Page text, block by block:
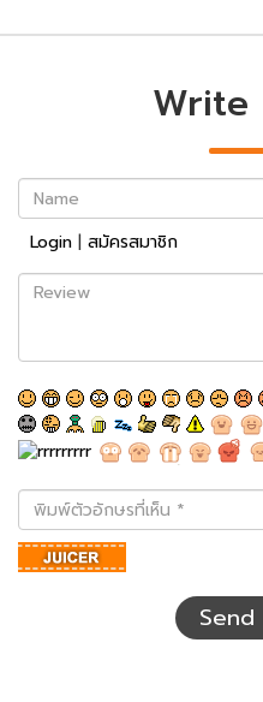
Write
Name
Login | สมัครสมาชิก
Review
พิมพ์
ตัว
อักษร
ที่
Send